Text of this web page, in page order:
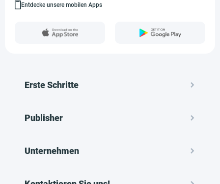
Entdecke unsere mobilen Apps
Erste Schritte
Publisher
Unternehmen